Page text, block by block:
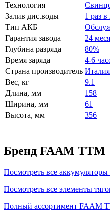
Технология
Залив дис.воды
1 раз
Тип АКБ
Гарантия завода
24
Глубина разряда
80%
Время заряда
4-6
Страна производитель Италия
Вес, кг
9.1
Длина, мм
158
Ширина, мм
61
Высота, мм
356
Бренд FAAM TTM
Посмотреть все
Посмотреть все элементы
Полный ассортимент FAAM